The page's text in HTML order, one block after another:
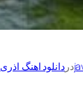
دردانلود اهنگ اذری